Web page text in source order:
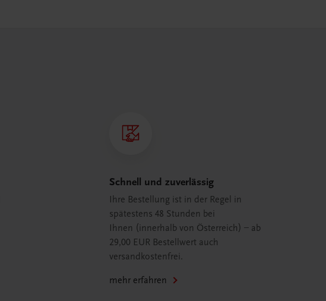
Schnell und zuverlässig
Ihre Bestellung ist in der Regel in
spätestens 48 Stunden bei
Ihnen (innerhalb von Österreich) – ab
29,00 EUR Bestellwert auch
versandkostenfrei.
mehr erfahren